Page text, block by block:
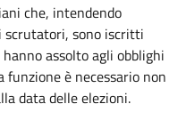
che, intendendo
scrutatori, sono iscritti
assolto agli obblighi
funzione è necessario non
data delle elezioni.